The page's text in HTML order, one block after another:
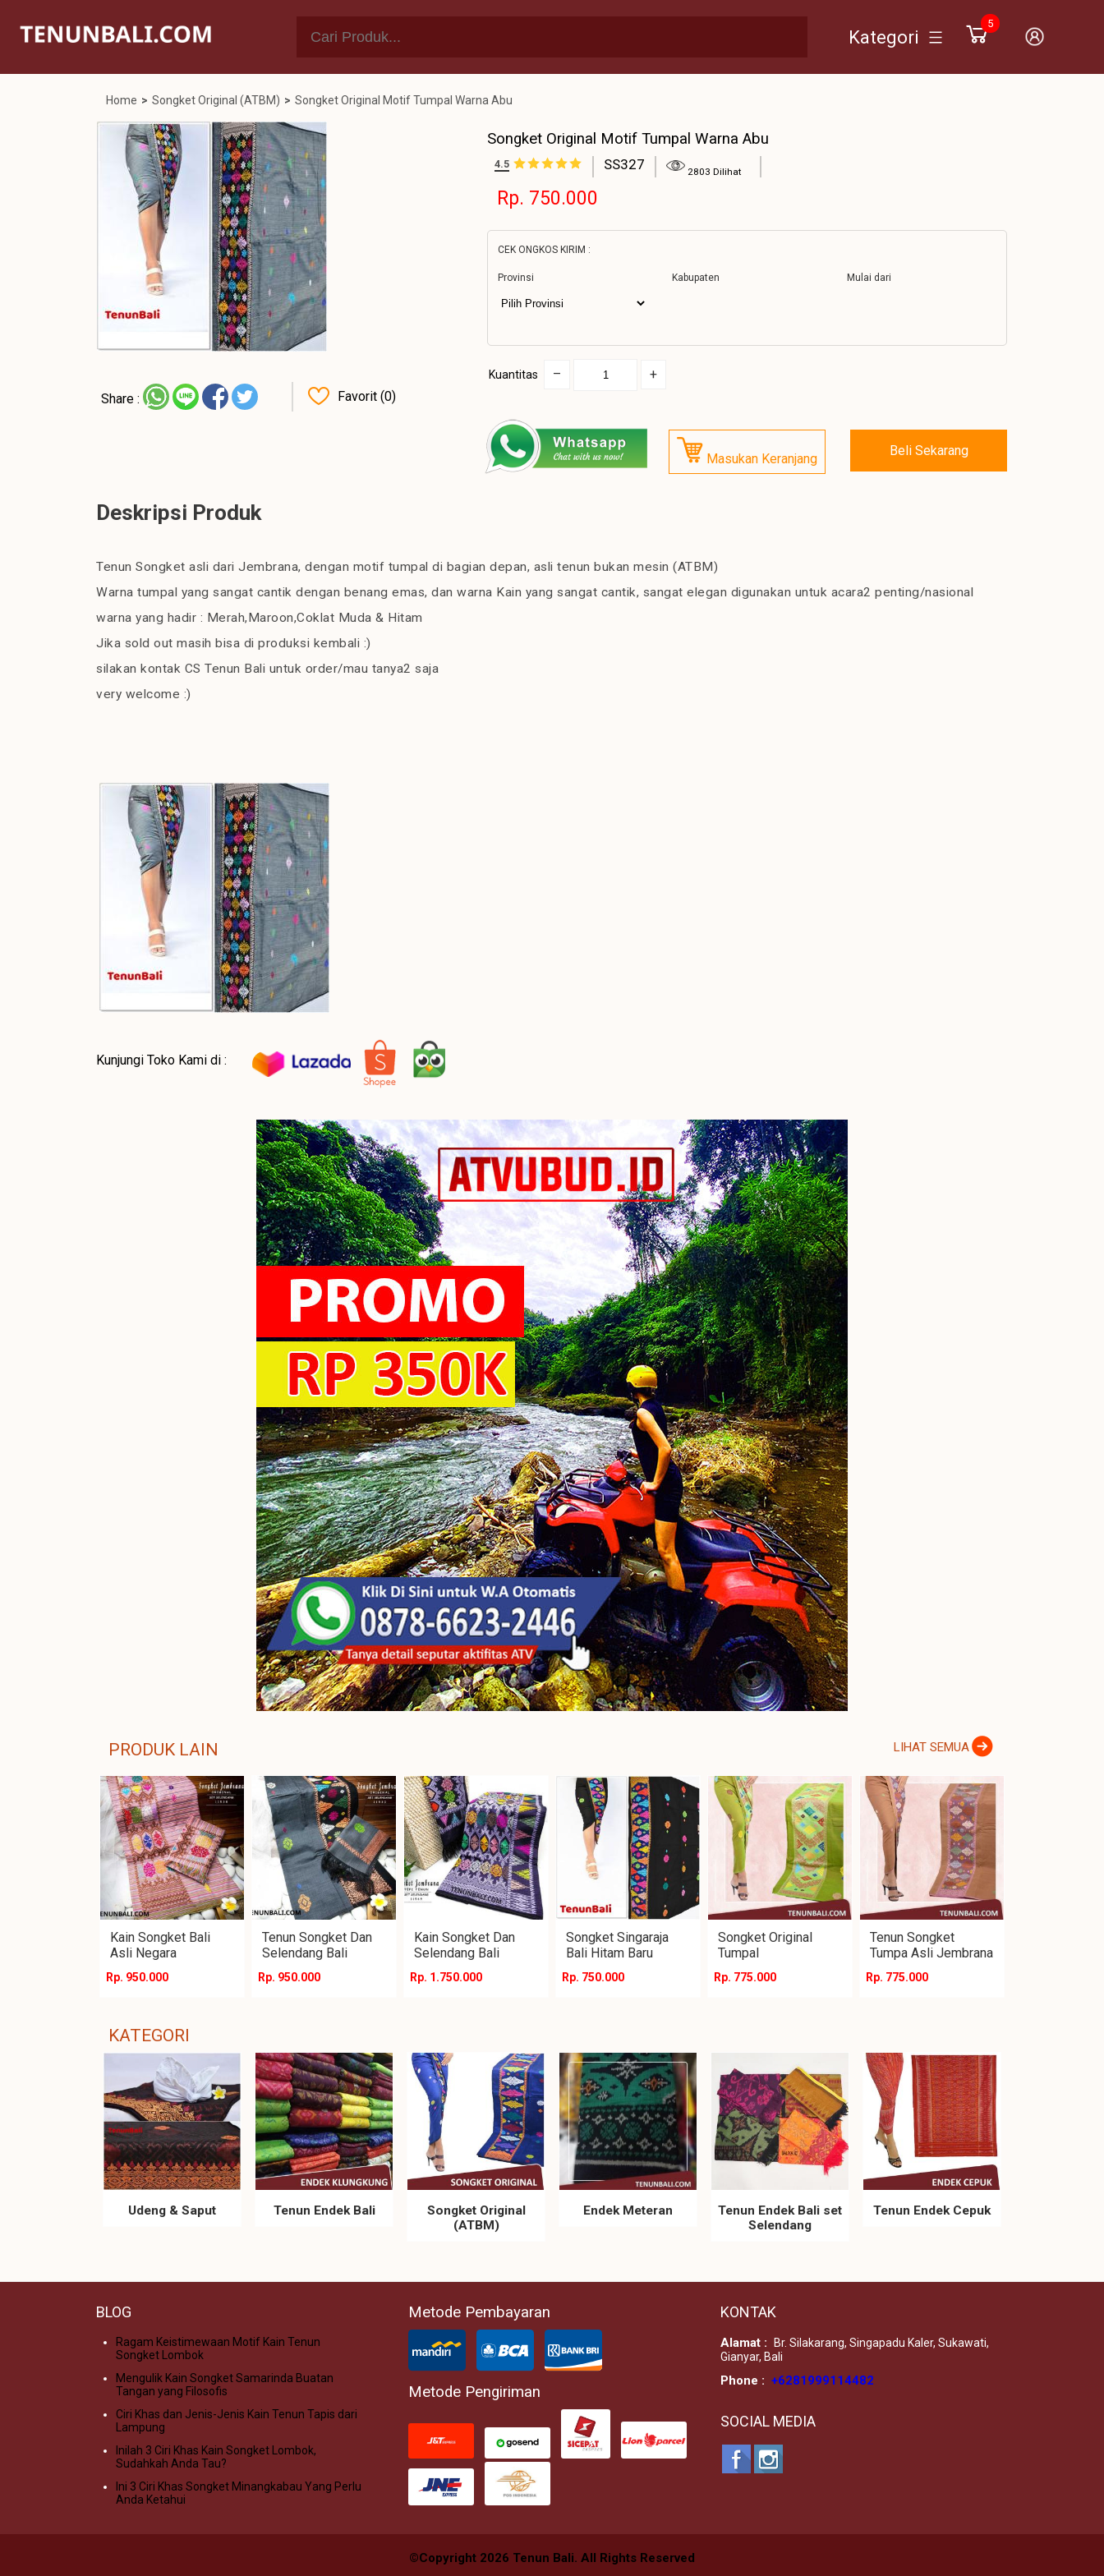
Kategori
5
Home > Songket Original (ATBM) > Songket Original Motif Tumpal Warna Abu
Share : Favorit (0)
Songket Original Motif Tumpal Warna Abu
4.5 SS327 2803 Dilihat
Rp. 750.000
CEK ONGKOS KIRIM :
Provinsi Kabupaten Mulai dari
Kuantitas – +
Masukan Keranjang
Beli Sekarang
Deskripsi Produk
Tenun Songket asli dari Jembrana, dengan motif tumpal di bagian depan, asli tenun bukan mesin (ATBM)
Warna tumpal yang sangat cantik dengan benang emas, dan warna Kain yang sangat cantik, sangat elegan digunakan untuk acara2 penting/nasional
warna yang hadir : Merah,Maroon,Coklat Muda & Hitam
Jika sold out masih bisa di produksi kembali :)
silakan kontak CS Tenun Bali untuk order/mau tanya2 saja
very welcome :)
Kunjungi Toko Kami di :
PRODUK LAIN LIHAT SEMUA
Kain Songket Bali
Asli Negara
Rp. 950.000
Tenun Songket Dan
Selendang Bali
Rp. 950.000
Kain Songket Dan
Selendang Bali
Rp. 1.750.000
Songket Singaraja
Bali Hitam Baru
Rp. 750.000
Songket Original
Tumpal
Rp. 775.000
Tenun Songket
Tumpa Asli Jembrana
Rp. 775.000
KATEGORI
Udeng & Saput Tenun Endek Bali
Songket Original
(ATBM)
Endek Meteran
Tenun Endek Bali set
Selendang
Tenun Endek Cepuk
BLOG
Ragam Keistimewaan Motif Kain Tenun
Songket Lombok
Mengulik Kain Songket Samarinda Buatan
Tangan yang Filosofis
Ciri Khas dan Jenis-Jenis Kain Tenun Tapis dari
Lampung
Inilah 3 Ciri Khas Kain Songket Lombok,
Sudahkah Anda Tau?
Ini 3 Ciri Khas Songket Minangkabau Yang Perlu
Anda Ketahui
Metode Pembayaran
Metode Pengiriman
KONTAK
Alamat :
Br. Silakarang, Singapadu Kaler, Sukawati,
Gianyar, Bali
Phone : +6281999114482
SOCIAL MEDIA
©Copyright 2026 Tenun Bali. All Rights Reserved